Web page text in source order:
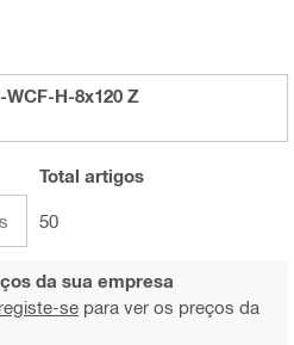
H-8x120 Z
Total artigos
50
da sua empresa
se para ver os preços da